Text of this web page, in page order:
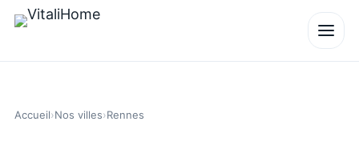
Accueil›Nos villes›Rennes